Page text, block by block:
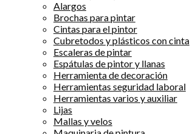
Alargos
Brochas para pintar
Cintas para el pintor
Cubretodos y plásticos con cinta
Escaleras de pintar
Espátulas de pintor y llanas
Herramienta de decoración
Herramientas seguridad laboral
Herramientas varios y auxiliar
Lijas
Mallas y velos